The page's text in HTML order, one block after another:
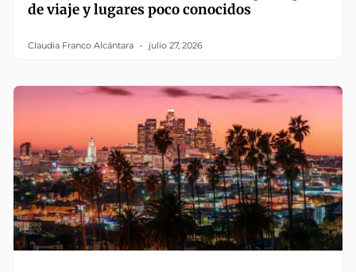
de viaje y lugares poco conocidos
Claudia Franco Alcántara julio 27, 2026